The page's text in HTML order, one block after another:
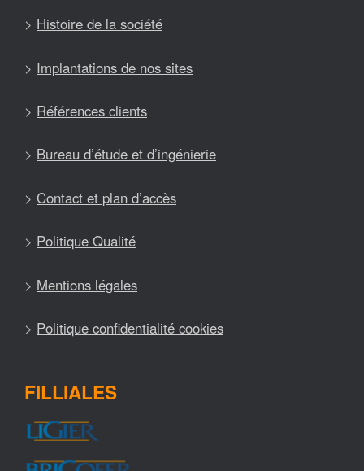
> Histoire de la société
> Implantations de nos sites
> Références clients
> Bureau d’étude et d’ingénierie
> Contact et plan d’accès
> Politique Qualité
> Mentions légales
> Politique confidentialité cookies
FILLIALES